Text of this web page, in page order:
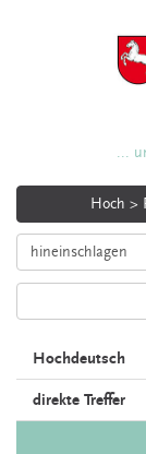
...
Hoch >
Hochdeutsch
direkte Treffer